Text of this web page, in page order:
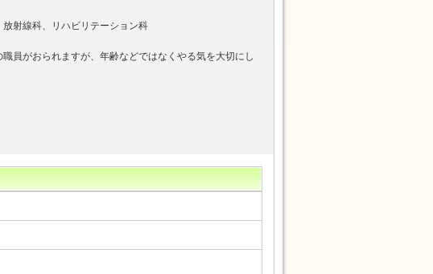
射線科、リハビリテーション科
員がおられますが、年齢などではなくやる気を大切にし